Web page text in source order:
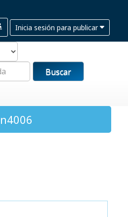
Inicia sesión para publicar
Buscar
n4006